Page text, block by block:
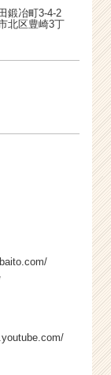
鍛冶町3-4-2
北区豊崎3丁